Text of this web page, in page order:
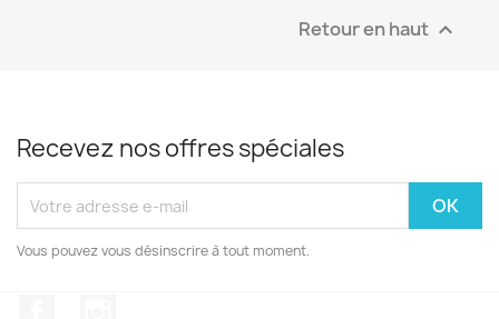
Retour en haut 
Recevez nos offres spéciales
Vous pouvez vous désinscrire à tout moment.